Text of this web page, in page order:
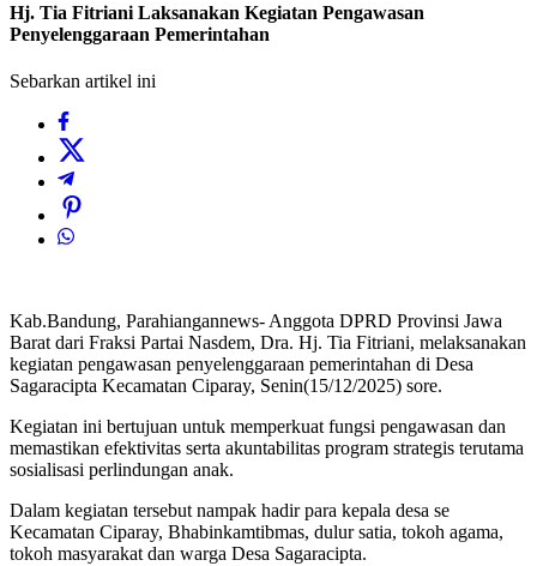
Hj. Tia Fitriani Laksanakan Kegiatan Pengawasan
Penyelenggaraan Pemerintahan
Sebarkan artikel ini
Kab.Bandung, Parahiangannews- Anggota DPRD Provinsi Jawa
Barat dari Fraksi Partai Nasdem, Dra. Hj. Tia Fitriani, melaksanakan
kegiatan pengawasan penyelenggaraan pemerintahan di Desa
Sagaracipta Kecamatan Ciparay, Senin(15/12/2025) sore.
Kegiatan ini bertujuan untuk memperkuat fungsi pengawasan dan
memastikan efektivitas serta akuntabilitas program strategis terutama
sosialisasi perlindungan anak.
Dalam kegiatan tersebut nampak hadir para kepala desa se
Kecamatan Ciparay, Bhabinkamtibmas, dulur satia, tokoh agama,
tokoh masyarakat dan warga Desa Sagaracipta.